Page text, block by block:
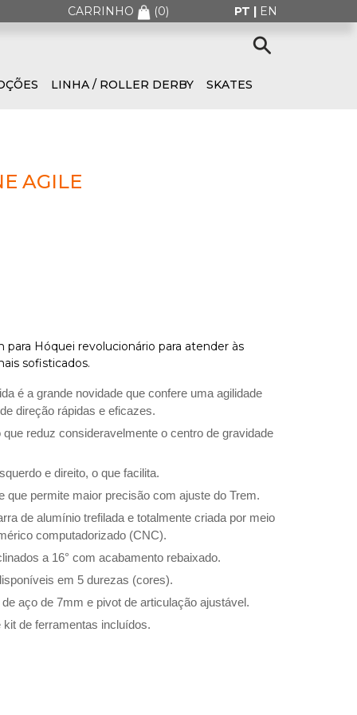
CARRINHO (0) PT | EN
LINHA / ROLLER DERBY SKATES
AGILE
para Hóquei revolucionário para atender às
sofisticados.
é a grande novidade que confere uma agilidade
direção rápidas e eficazes.
reduz consideravelmente o centro de gravidade
e direito, o que facilita.
que permite maior precisão com ajuste do Trem.
de alumínio trefilada e totalmente criada por meio
computadorizado (CNC).
a 16° com acabamento rebaixado.
em 5 durezas (cores).
aço de 7mm e pivot de articulação ajustável.
de ferramentas incluídos.